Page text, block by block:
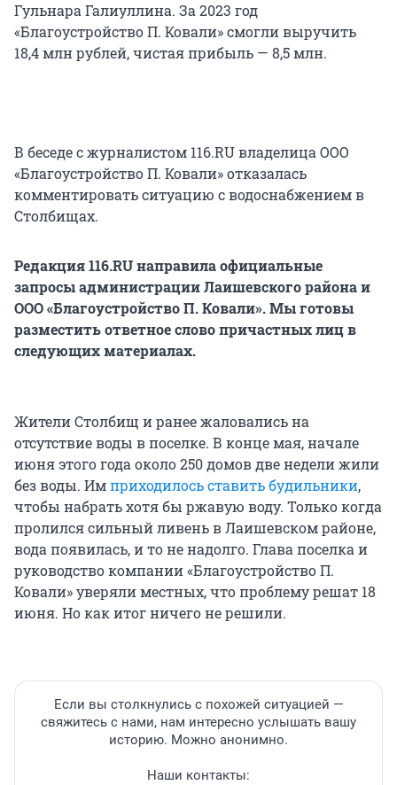
Гульнара Галиуллина. За 2023 год
«Благоустройство П. Ковали» смогли выручить
18,4 млн рублей, чистая прибыль — 8,5 млн.
В беседе с журналистом 116.RU владелица ООО
«Благоустройство П. Ковали» отказалась
комментировать ситуацию с водоснабжением в
Столбищах.
Редакция 116.RU направила официальные
запросы администрации Лаишевского района и
ООО «Благоустройство П. Ковали». Мы готовы
разместить ответное слово причастных лиц в
следующих материалах.
Жители Столбищ и ранее жаловались на
отсутствие воды в поселке. В конце мая, начале
июня этого года около 250 домов две недели жили
без воды. Имприходилось ставить будильники,
чтобы набрать хотя бы ржавую воду. Только когда
пролился сильный ливень в Лаишевском районе,
вода появилась, и то не надолго. Глава поселка и
руководство компании «Благоустройство П.
Ковали» уверяли местных, что проблему решат 18
июня. Но как итог ничего не решили.
Если вы столкнулись с похожей ситуацией —
свяжитесь с нами, нам интересно услышать вашу
историю. Можно анонимно.
Наши контакты: